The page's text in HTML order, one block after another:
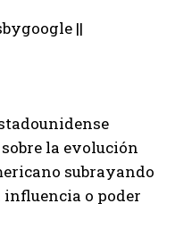
||
la evolución
subrayando
o poder